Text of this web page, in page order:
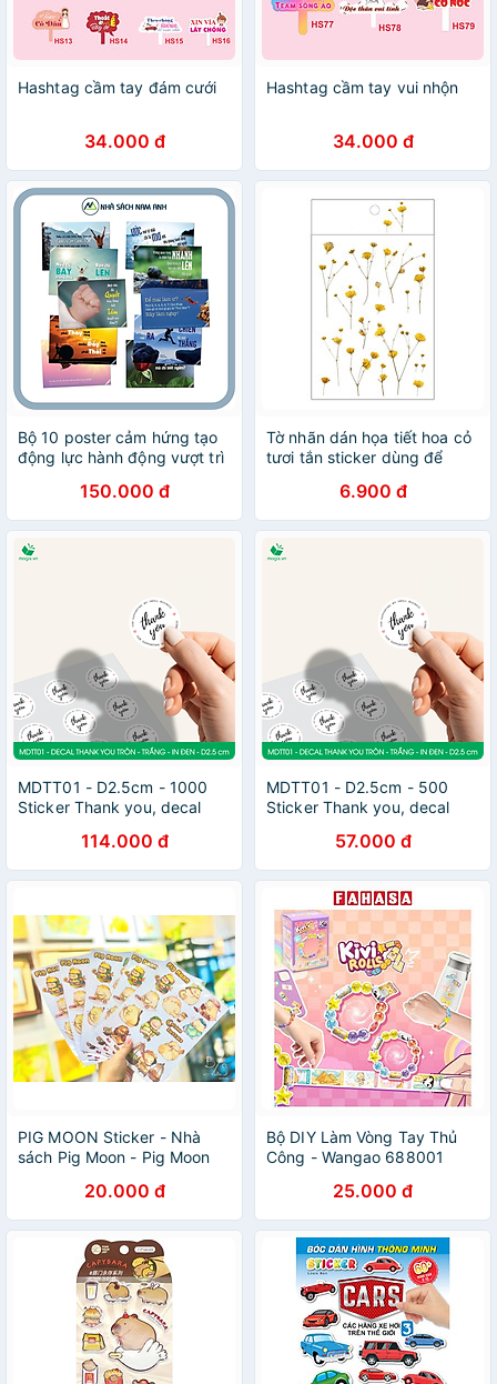
Hashtag cầm tay đám cưới
34.000 đ
Hashtag cầm tay vui nhộn
34.000 đ
Bộ 10 poster cảm hứng tạo
động lực hành động vượt trì
150.000 đ
Tờ nhãn dán họa tiết hoa cỏ
tươi tắn sticker dùng để
6.900 đ
MDTT01 - D2.5cm - 1000
Sticker Thank you, decal
carton, tem cám ơn, nhãn
dán cảm ơn trang trí gói
hàng
114.000 đ
MDTT01 - D2.5cm - 500
Sticker Thank you, decal
carton, tem cám ơn, nhãn
dán cảm ơn trang trí gói
hàng
57.000 đ
PIG MOON Sticker - Nhà
sách Pig Moon - Pig Moon
- Decal trang trí - Sticker
dán trang trí ốp điện thoại
20.000 đ
Bộ DIY Làm Vòng Tay Thủ
Công - Wangao 688001
25.000 đ